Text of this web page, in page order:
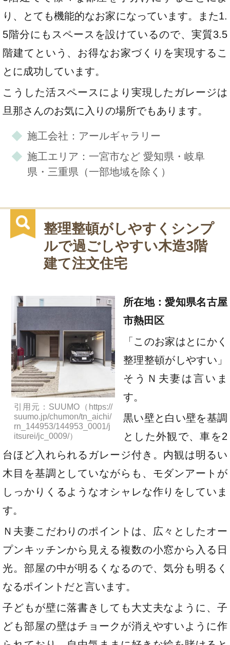
り、とても機能的なお家になっています。また1.
5階分にもスペースを設けているので、実質3.5
階建てという、お得なお家づくりを実現するこ
とに成功しています。
こうした活スペースにより実現したガレージは
旦那さんのお気に入りの場所でもあります。
施工会社：アールギャラリー
施工エリア：一宮市など 愛知県・岐阜
県・三重県（一部地域を除く）
整理整頓がしやすくシンプ
ルで過ごしやすい木造3階
建て注文住宅
引用元：SUUMO（https://
suumo.jp/chumon/tn_aichi/
rn_144953/144953_0001/j
itsurei/jc_0009/）
所在地：愛知県名古屋
市熱田区
「このお家はとにかく
整理整頓がしやすい」
そうＮ夫妻は言いま
す。
黒い壁と白い壁を基調
とした外観で、車を2
台ほど入れられるガレージ付き。内観は明るい
木目を基調としていながらも、モダンアートが
しっかりくるようなオシャレな作りをしていま
す。
Ｎ夫妻こだわりのポイントは、広々としたオー
プンキッチンから見える複数の小窓から入る日
光。部屋の中が明るくなるので、気分も明るく
なるポイントだと言います。
子どもが壁に落書きしても大丈夫なように、子
ども部屋の壁はチョークが消えやすいように作